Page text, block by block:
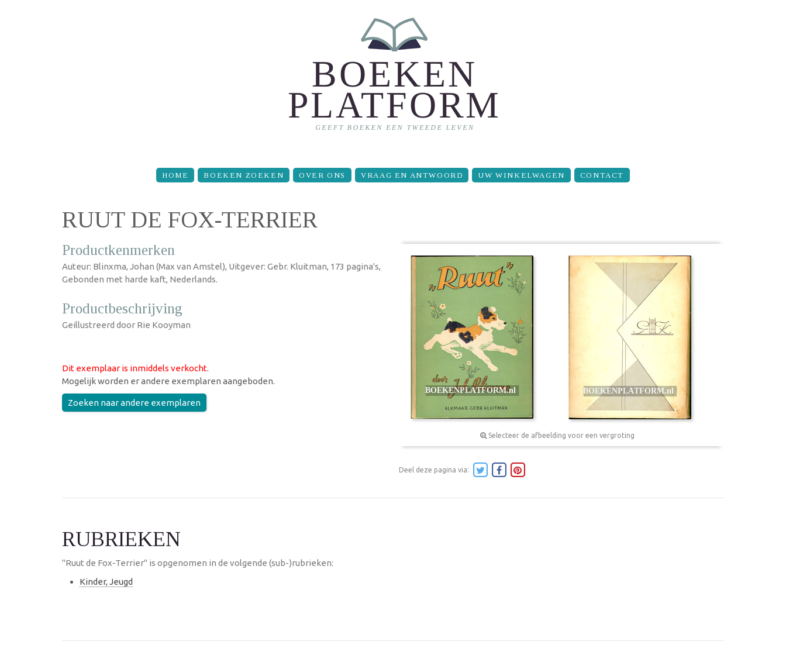
HOME BOEKEN ZOEKEN OVER ONS VRAAG EN ANTWOORD UW WINKELWAGEN CONTACT
RUUT DE FOX-TERRIER
Productkenmerken
Auteur: Blinxma, Johan (Max van Amstel), Uitgever: Gebr. Kluitman, 173 pagina's,
Gebonden met harde kaft, Nederlands.
Productbeschrijving
Geillustreerd door Rie Kooyman
Dit exemplaar is inmiddels verkocht.
Mogelijk worden er andere exemplaren aangeboden.
Zoeken naar andere exemplaren
Selecteer de afbeelding voor een vergroting
Deel deze pagina via:
RUBRIEKEN
"Ruut de Fox-Terrier" is opgenomen in de volgende (sub-)rubrieken:
Kinder, Jeugd